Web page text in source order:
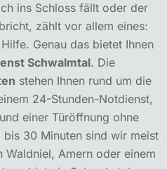
ins Schloss fällt oder der
zählt vor allem eines:
Genau das bietet Ihnen
Schwalmtal. Die
stehen Ihnen rund um die
24-Stunden-Notdienst,
einer Türöffnung ohne
bis 30 Minuten sind wir meist
Waldniel, Amern oder einem